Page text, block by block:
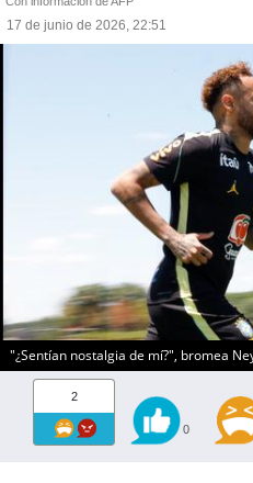
17 de junio de 2026, 22:51
"¿Sentían nostalgia de mí?", bromea
2
0